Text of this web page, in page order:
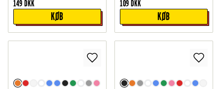
149 DKK
KØB
109 DKK
KØB